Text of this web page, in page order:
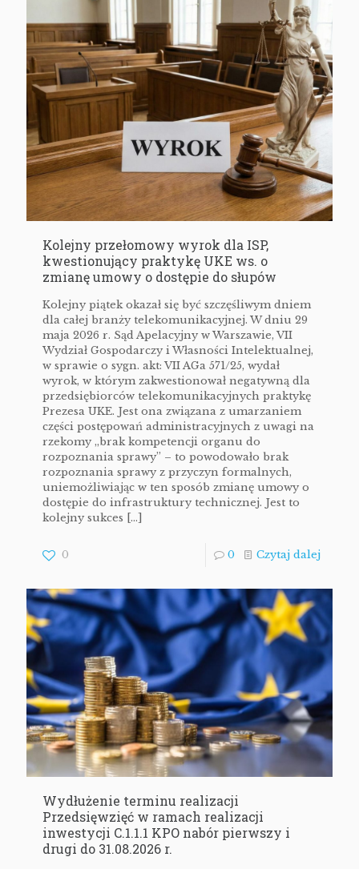
Kolejny przełomowy wyrok dla ISP,
kwestionujący praktykę UKE ws. o
zmianę umowy o dostępie do słupów
Kolejny piątek okazał się być szczęśliwym dniem
dla całej branży telekomunikacyjnej. W dniu 29
maja 2026 r. Sąd Apelacyjny w Warszawie, VII
Wydział Gospodarczy i Własności Intelektualnej,
w sprawie o sygn. akt: VII AGa 571/25, wydał
wyrok, w którym zakwestionował negatywną dla
przedsiębiorców telekomunikacyjnych praktykę
Prezesa UKE. Jest ona związana z umarzaniem
części postępowań administracyjnych z uwagi na
rzekomy „brak kompetencji organu do
rozpoznania sprawy” – to powodowało brak
rozpoznania sprawy z przyczyn formalnych,
uniemożliwiając w ten sposób zmianę umowy o
dostępie do infrastruktury technicznej. Jest to
kolejny sukces […]
0 0 Czytaj dalej
Wydłużenie terminu realizacji
Przedsięwzięć w ramach realizacji
inwestycji C.1.1.1 KPO nabór pierwszy i
drugi do 31.08.2026 r.